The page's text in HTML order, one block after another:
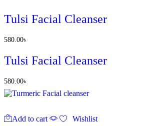
Tulsi Facial Cleanser
580.00৳
Tulsi Facial Cleanser
580.00৳
Add to cart Wishlist